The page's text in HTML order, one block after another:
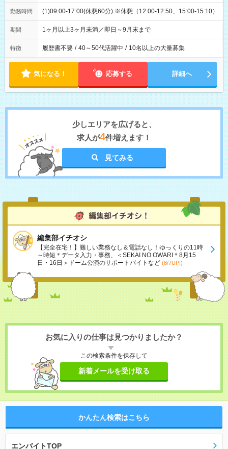
勤務時間 (1)09:00-17:00(休憩60分) ※休憩（12:00-12:50、15:00-15:10）
期間 1ヶ月以上3ヶ月未満／即日～9月末まで
特徴 履歴書不要 / 40～50代活躍中 / 10名以上の大量募集
気になる！ 応募する 詳細へ
少しエリアを広げると、
求人が4件増えます！
見てみる
編集部イチオシ
【完全在宅！】難しい業務なし＆電話なし！ゆっくりの11時
～時短＊データ入力・事務、＜SEKAI NO OWARI＊8月15
日・16日＞ドーム公演のサポートバイトなど (8/7UP!)
お気に入りの仕事は見つかりましたか？
この検索条件を保存して
新着メールを受け取る
かんたん検索はこちら
エンバイトTOP